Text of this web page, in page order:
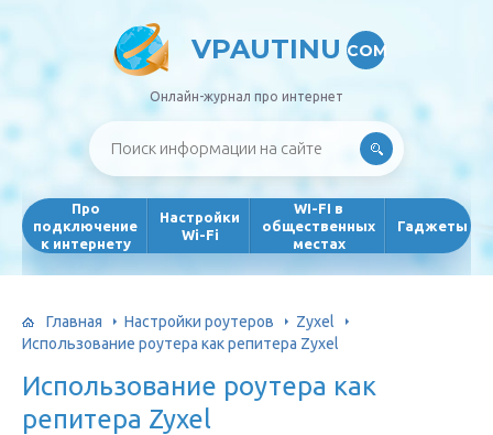
VPAUTINU COM
Онлайн-журнал про интернет
Про
подключение
к интернету
Настройки
Wi-Fi
WI-FI в
общественных
местах
Гаджеты
Главная Настройки роутеров
Zyxel
Использование роутера как репитера Zyxel
Использование роутера как
репитера Zyxel